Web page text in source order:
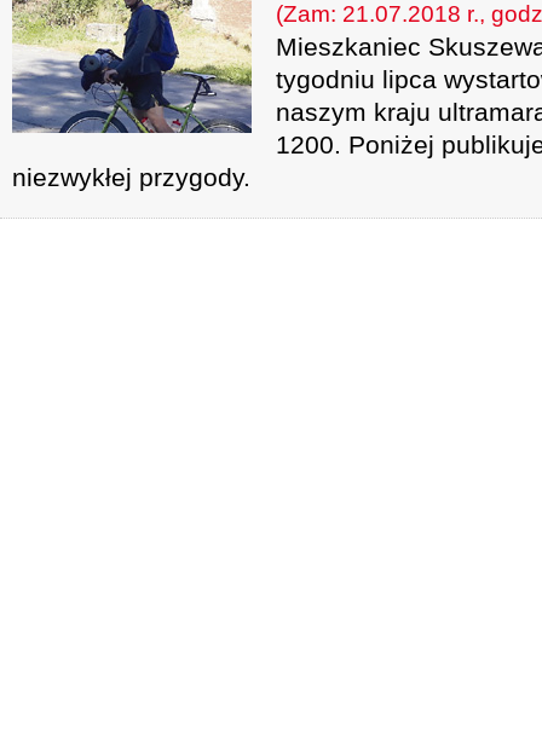
(Zam: 21.07.2018 r.,
Mieszkaniec
tygodniu lipca
naszym kraju
1200. Poniżej
niezwykłej przygody.